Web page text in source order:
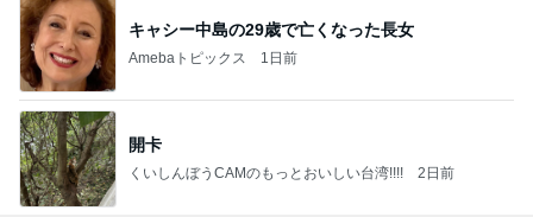
キャシー中島の29歳で亡くなった長女
Amebaトピックス 1日前
開卡
くいしんぼうCAMのもっとおいしい台湾!!!! 2日前